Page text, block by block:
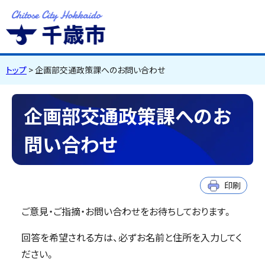
千歳市Chitose City
Hokkaido
トップ > 企画部交通政策課へのお問い合わせ
企画部交通政策課へのお
問い合わせ
印刷
ご意見・ご指摘・お問い合わせをお待ちしております。
回答を希望される方は、必ずお名前と住所を入力してく
ださい。